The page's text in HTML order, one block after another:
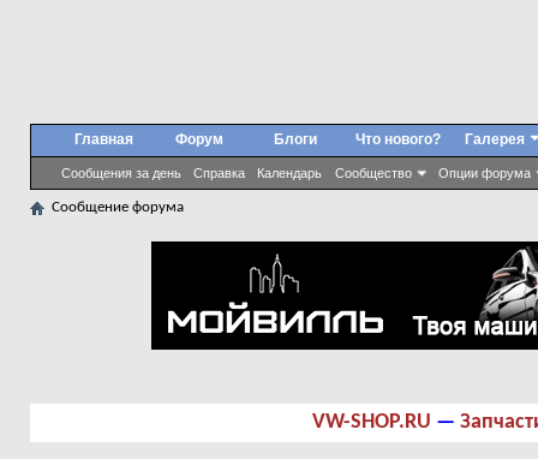
Главная Форум
Сообщения за день Справка Календарь Сообщество Опции форума
Блоги Что нового? Галерея
Сообщение форума
VW-SHOP.RU —